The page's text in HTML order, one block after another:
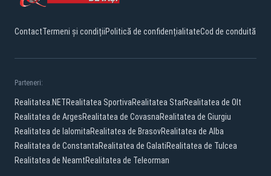
ContactTermeni și condițiiPolitică de confidențialitateCod de conduită
Parteneri:
Realitatea.NETRealitatea SportivaRealitatea StarRealitatea de Olt
Realitatea de ArgesRealitatea de CovasnaRealitatea de Giurgiu
Realitatea de IalomitaRealitatea de BrasovRealitatea de Alba
Realitatea de ConstantaRealitatea de GalatiRealitatea de Tulcea
Realitatea de NeamtRealitatea de Teleorman